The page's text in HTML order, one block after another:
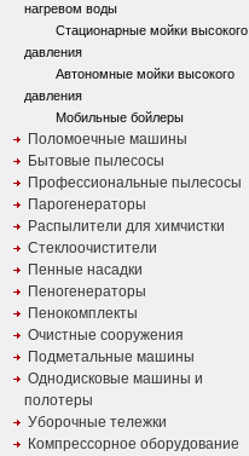
нагревом воды
Стационарные мойки высокого
давления
Автономные мойки высокого
давления
Мобильные бойлеры
Поломоечные машины
Бытовые пылесосы
Профессиональные пылесосы
Парогенераторы
Распылители для химчистки
Стеклоочистители
Пенные насадки
Пеногенераторы
Пенокомплекты
Очистные сооружения
Подметальные машины
Однодисковые машины и
полотеры
Уборочные тележки
Компрессорное оборудование